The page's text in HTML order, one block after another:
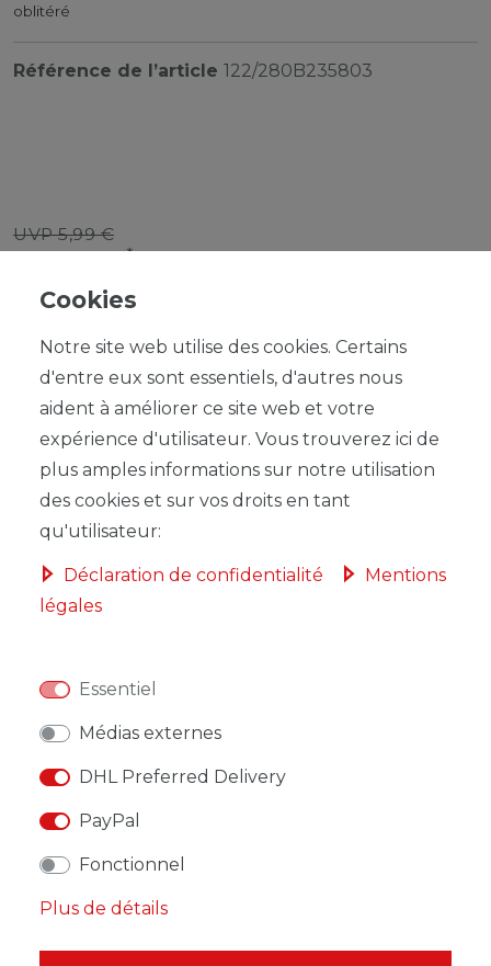
oblitéré
Référence de l’article 122/280B235803
UVP 5,99 €
5,39 EUR*
Contenu1
DANS LE PANIER
* avec TVA horsFrais de livraison
AUTRES DÉTAILS
RESPONSABLE DE L'UE
Cookies
Notre site web utilise des cookies. Certains
d'entre eux sont essentiels, d'autres nous
aident à améliorer ce site web et votre
expérience d'utilisateur. Vous trouverez ici de
plus amples informations sur notre utilisation
des cookies et sur vos droits en tant
qu'utilisateur:
Déclaration de confidentialité
Mentions
légales
Essentiel
Médias externes
DHL Preferred Delivery
PayPal
Fonctionnel
Plus de détails